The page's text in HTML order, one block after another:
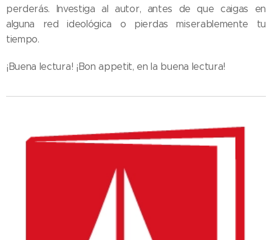
perderás. Investiga al autor, antes de que caigas en
alguna red ideológica o pierdas miserablemente tu
tiempo.
¡Buena lectura! ¡Bon appetit, en la buena lectura!